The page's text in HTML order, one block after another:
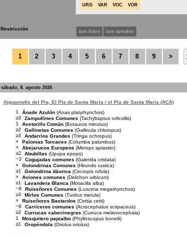
URG VAR VOC VOR
Restricción con fotos con sonidos
1 2 3 4 5 6 7 8 9 >
sábado, 8. agosto 2026
Aiguamolls del Pla, El Pla de Santa Maria / el Pla de Santa Maria (ACA)
1
Ánade Azulón (Anas platyrhynchos)
≥3
Zampullines Comunes (Tachybaptus ruficollis)
1
Avetorillo Común (Botaurus minutus)
≥2
Gallinetas Comunes (Gallinula chloropus)
≥3
Andarríos Grandes (Tringa ochropus)
×
Palomas Torcaces (Columba palumbus)
×
Abejarucos Europeos (Merops apiaster)
≥2
Abubillas (Upupa epops)
~3
Cogujadas comunes (Galerida cristata)
×
Golondrinas Comunes (Hirundo rustica)
≥1
Golondrina dáurica (Cecropis rufula)
×
Aviones comunes (Delichon urbicum)
≥1
Lavandera Blanca (Motacilla alba)
~8
Ruiseñores Comunes (Luscinia megarhynchos)
≥3
Mirlos Comunes (Turdus merula)
×
Ruiseñores Bastardos (Cettia cetti)
~6
Carriceros comunes (Acrocephalus scirpaceus)
≥2
Currucas cabecinegras (Curruca melanocephala)
1
Mosquitero papialbo (Phylloscopus bonelli)
≥1
Oropéndola (Oriolus oriolus)